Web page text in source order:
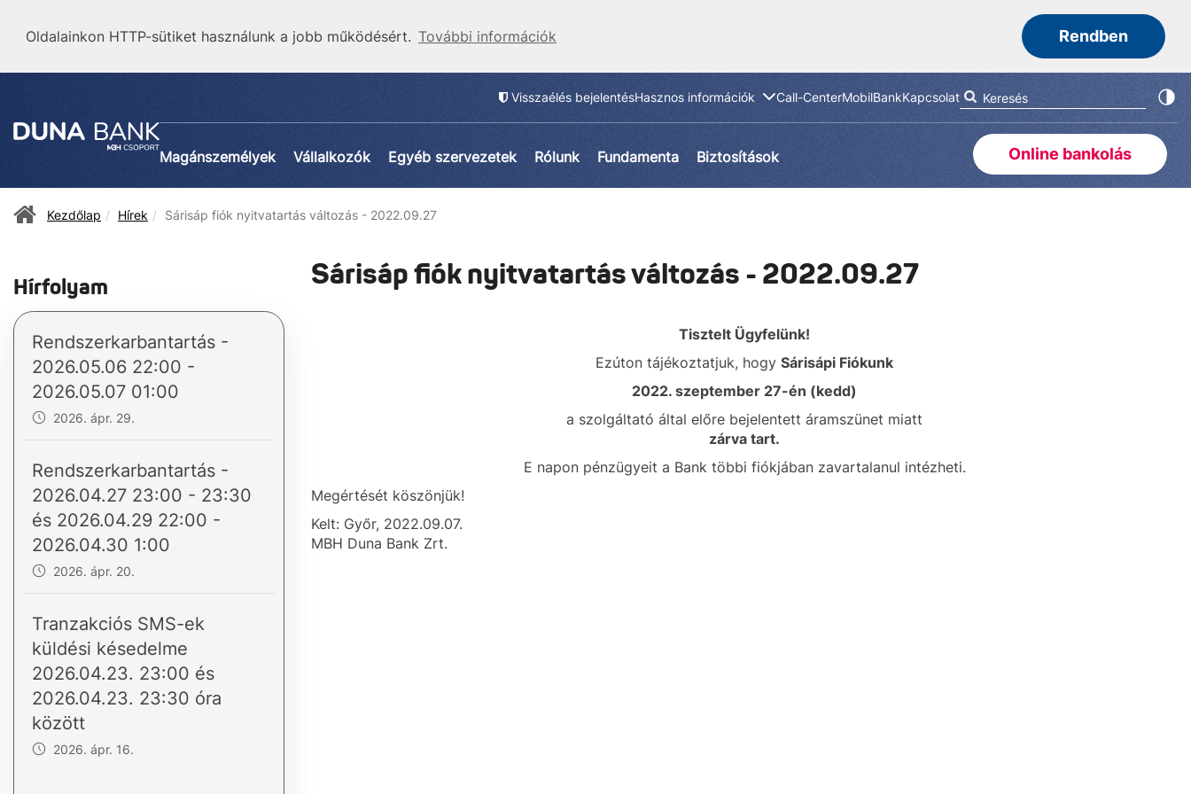
Oldalainkon HTTP-sütiket használunk a jobb működésért. További információk Rendben
Visszaélés bejelentésHasznos információk Call-CenterMobilBankKapcsolat
Magánszemélyek Vállalkozók Egyéb szervezetek Rólunk Fundamenta Biztosítások Online bankolás
Kezdőlap Hírek Sárisáp fiók nyitvatartás változás - 2022.09.27
Sárisáp fiók nyitvatartás változás - 2022.09.27
Tisztelt Ügyfelünk!
Ezúton tájékoztatjuk, hogy Sárisápi Fiókunk
2022. szeptember 27-én (kedd)
a szolgáltató által előre bejelentett áramszünet miatt
zárva tart.
E napon pénzügyeit a Bank többi fiókjában zavartalanul intézheti.
Megértését köszönjük!
Kelt: Győr, 2022.09.07.
MBH Duna Bank Zrt.
Hírfolyam
Rendszerkarbantartás -
2026.05.06 22:00 -
2026.05.07 01:00
2026. ápr. 29.
Rendszerkarbantartás -
2026.04.27 23:00 - 23:30
és 2026.04.29 22:00 -
2026.04.30 1:00
2026. ápr. 20.
Tranzakciós SMS-ek
küldési késedelme
2026.04.23. 23:00 és
2026.04.23. 23:30 óra
között
2026. ápr. 16.